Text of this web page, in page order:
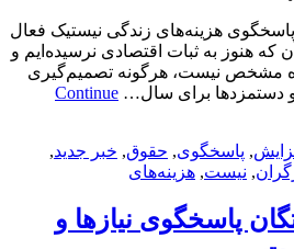
پاسخگوی هزینه‌های زندگی نیستیک فعال
که هنوز به ثبات اقتصادی نرسیده‌ایم و
مشخص نیست، هرگونه تصمیم‌گیری
برای سال… Continue
, پاسخگوی, حقوق, خبر جدید,
, نیست, هزینه‌های
پاسخگوی نیازها و